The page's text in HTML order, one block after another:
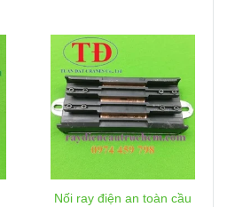
Nối ray điện an toàn cầu